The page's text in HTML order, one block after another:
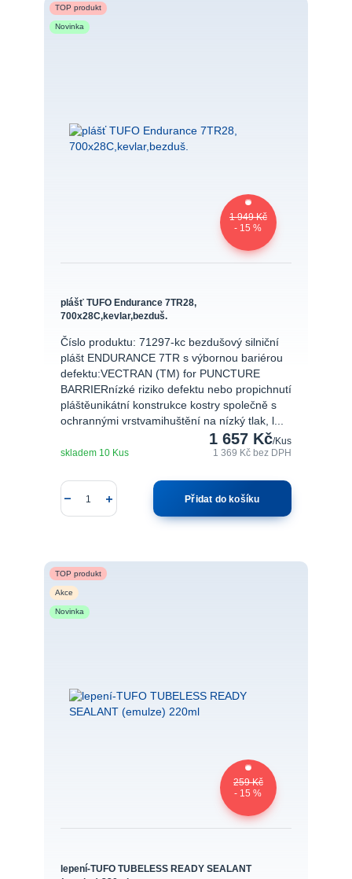
TOP produkt
Novinka
1 949 Kč
- 15 %
plášť TUFO Endurance 7TR28,
700x28C,kevlar,bezduš.
Číslo produktu: 71297-kc bezdušový silniční
plášt ENDURANCE 7TR s výbornou bariérou
defektu:VECTRAN (TM) for PUNCTURE
BARRIERnízké riziko defektu nebo propichnutí
pláštěunikátní konstrukce kostry společně s
ochrannými vrstvamihuštění na nízký tlak, l...
1 657 Kč/Kus
1 369 Kč bez DPH
skladem 10 Kus
Přidat do košíku
TOP produkt
Akce
Novinka
259 Kč
- 15 %
lepení-TUFO TUBELESS READY SEALANT